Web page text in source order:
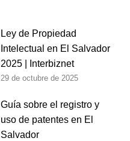
Ley de Propiedad
Intelectual en El Salvador
2025 | Interbiznet
29 de octubre de 2025
Guía sobre el registro y
uso de patentes en El
Salvador